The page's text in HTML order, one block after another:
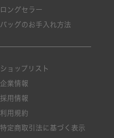
ロングセラー
バッグのお手入れ方法
ショップリスト
企業情報
採用情報
利用規約
特定商取引法に基づく表示